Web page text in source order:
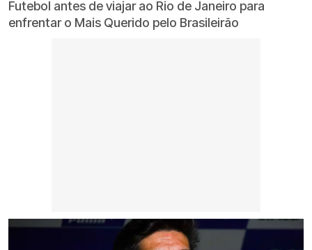
Futebol antes de viajar ao Rio de Janeiro para
enfrentar o Mais Querido pelo Brasileirão